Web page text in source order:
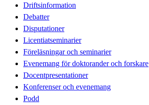
Driftsinformation
Debatter
Disputationer
Licentiatseminarier
Föreläsningar och seminarier
Evenemang för doktorander och forskare
Docentpresentationer
Konferenser och evenemang
Podd